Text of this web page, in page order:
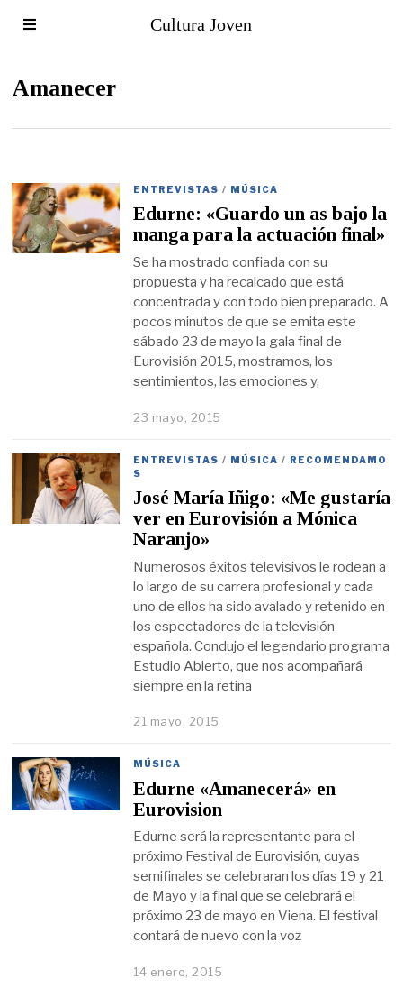
Cultura Joven
Amanecer
ENTREVISTAS / MÚSICA
Edurne: «Guardo un as bajo la
manga para la actuación final»
Se ha mostrado confiada con su
propuesta y ha recalcado que está
concentrada y con todo bien preparado. A
pocos minutos de que se emita este
sábado 23 de mayo la gala final de
Eurovisión 2015, mostramos, los
sentimientos, las emociones y,
23 mayo, 2015
ENTREVISTAS / MÚSICA / RECOMENDAMO
S
José María Iñigo: «Me gustaría
ver en Eurovisión a Mónica
Naranjo»
Numerosos éxitos televisivos le rodean a
lo largo de su carrera profesional y cada
uno de ellos ha sido avalado y retenido en
los espectadores de la televisión
española. Condujo el legendario programa
Estudio Abierto, que nos acompañará
siempre en la retina
21 mayo, 2015
MÚSICA
Edurne «Amanecerá» en
Eurovision
Edurne será la representante para el
próximo Festival de Eurovisión, cuyas
semifinales se celebraran los días 19 y 21
de Mayo y la final que se celebrará el
próximo 23 de mayo en Viena. El festival
contará de nuevo con la voz
14 enero, 2015